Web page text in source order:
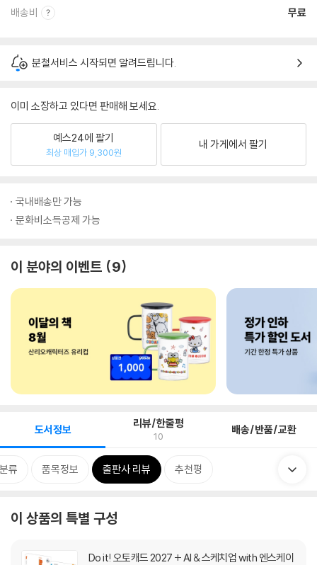
배송비 무료
분철서비스 시작되면 알려드립니다.
이미 소장하고 있다면 판매해 보세요.
예스24에 팔기
최상 매입가 9,300원
내 가게에서 팔기
국내배송만 가능
문화비소득공제 가능
이 분야의 이벤트 9
도서정보 리뷰/한줄평
10 배송/반품/교환
류 품목정보 출판사 리뷰 추천평
이 상품의 특별 구성
Do it! 오토캐드 2027 + AI & 스케치업 with 엔스케이